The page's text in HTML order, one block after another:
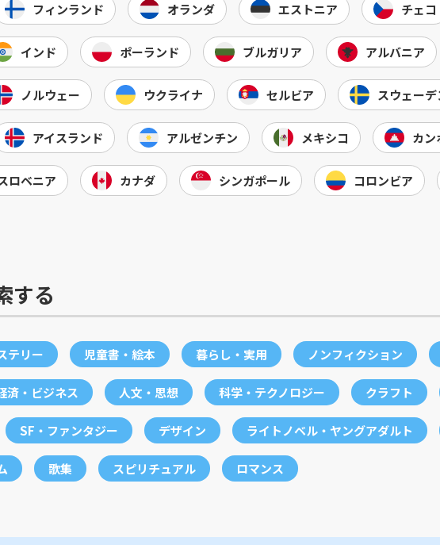
フィンランド オランダ エストニア チェコ
インド ポーランド ブルガリア アルバニア
ノルウェー ウクライナ セルビア スウェーデ
アイスランド アルゼンチン メキシコ カン
ロベニア カナダ シンガポール コロンビア
する
テリー 児童書・絵本 暮らし・実用 ノンフィクション
済・ビジネス 人文・思想 科学・テクノロジー クラフト
SF・ファンタジー デザイン ライトノベル・ヤングアダルト
歌集 スピリチュアル ロマンス